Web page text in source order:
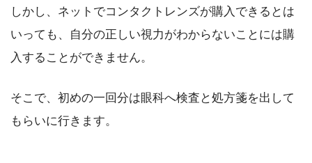
しかし、ネットでコンタクトレンズが購入できるとは
いっても、自分の正しい視力がわからないことには購
入することができません。
そこで、初めの一回分は眼科へ検査と処方箋を出して
もらいに行きます。